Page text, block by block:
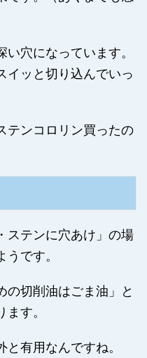
穴になっています。
イッと切り込んでいっ
テンコロリン買ったの
ステンに穴あけ」の場
です。
の切削油はごま油」と
す。
と有用なんですね。